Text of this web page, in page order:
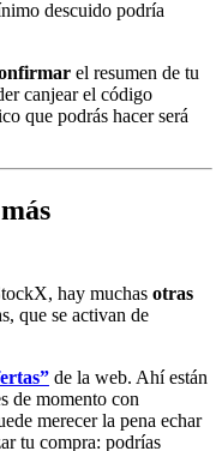
descuido podría
el resumen de tu
canjear el código
que podrás hacer será
hay muchas otras
que se activan de
de la web. Ahí están
de momento con
merecer la pena echar
tu compra: podrías